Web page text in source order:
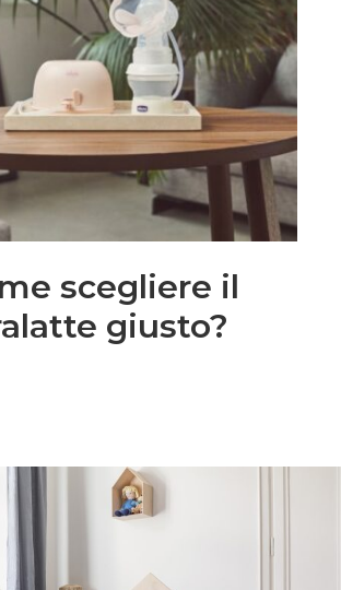
scegliere il
giusto?